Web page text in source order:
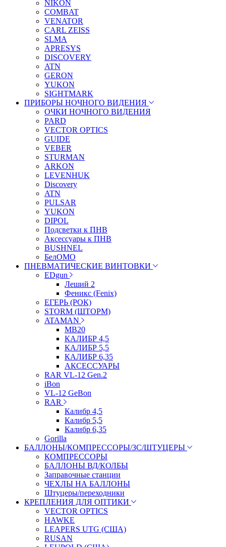
NIKON
COMBAT
VENATOR
CARL ZEISS
SLMA
APRESYS
DISCOVERY
ATN
GERON
YUKON
SIGHTMARK
ПРИБОРЫ НОЧНОГО ВИДЕНИЯ
ОЧКИ НОЧНОГО ВИДЕНИЯ
PARD
VECTOR OPTICS
GUIDE
VEBER
STURMAN
ARKON
LEVENHUK
Discovery
ATN
PULSAR
YUKON
DIPOL
Подсветки к ПНВ
Аксессуары к ПНВ
BUSHNEL
БелОМО
ПНЕВМАТИЧЕСКИЕ ВИНТОВКИ
EDgun
Леший 2
Феникс (Fenix)
ЕГЕРЬ (РОК)
STORM (ШТОРМ)
ATAMAN
МВ20
КАЛИБР 4,5
КАЛИБР 5,5
КАЛИБР 6,35
АКСЕССУАРЫ
RAR VL-12 Gen.2
iBon
VL-12 GeBon
RAR
Калибр 4,5
Калибр 5,5
Калибр 6,35
Gorilla
БАЛЛОНЫ/КОМПРЕССОРЫ/ЗС/ШТУЦЕРЫ
КОМПРЕССОРЫ
БАЛЛОНЫ ВД/КОЛБЫ
Заправочные станции
ЧЕХЛЫ НА БАЛЛОНЫ
Штуцеры/переходники
КРЕПЛЕНИЯ ДЛЯ ОПТИКИ
VECTOR OPTICS
HAWKE
LEAPERS UTG (США)
RUSAN